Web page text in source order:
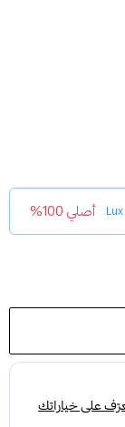
Lux أصلي 100%